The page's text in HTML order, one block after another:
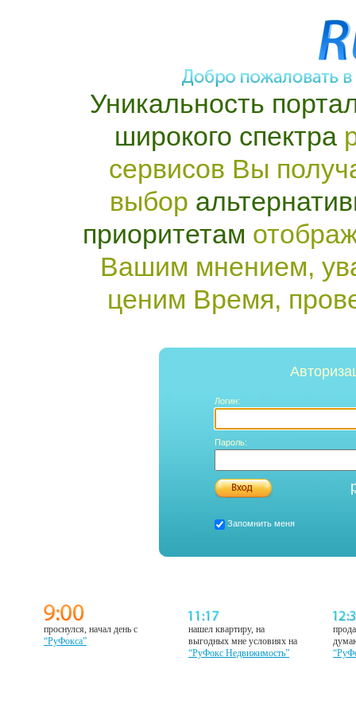
Уникальность
широкого спектра
сервисов Вы
выбор
приоритетам
Вашим мнением,
ценим Время,
Логин:
Пароль:
Запомнить меня
проснулся, начал день с
“РуФокса”
нашел квартиру, на
выгодных мне условиях на
“РуФокс Недвижимость”